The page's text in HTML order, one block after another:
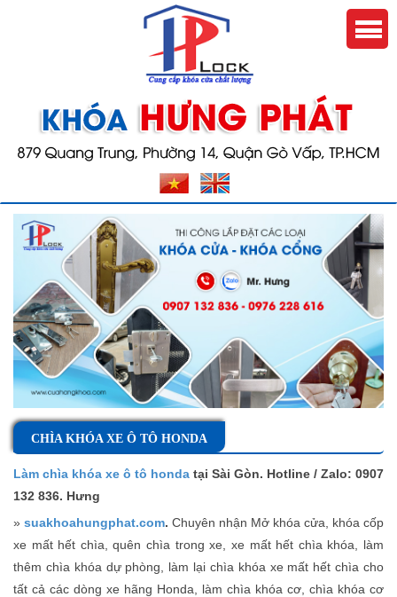
CHÌA KHÓA XE Ô TÔ HONDA
Làm chìa khóa xe ô tô honda tại Sài Gòn. Hotline / Zalo: 0907
132 836. Hưng
» suakhoahungphat.com. Chuyên nhận Mở khóa cửa, khóa cốp
xe mất hết chìa, quên chìa trong xe, xe mất hết chìa khóa, làm
thêm chìa khóa dự phòng, làm lại chìa khóa xe mất hết chìa cho
tất cả các dòng xe hãng Honda, làm chìa khóa cơ, chìa khóa cơ